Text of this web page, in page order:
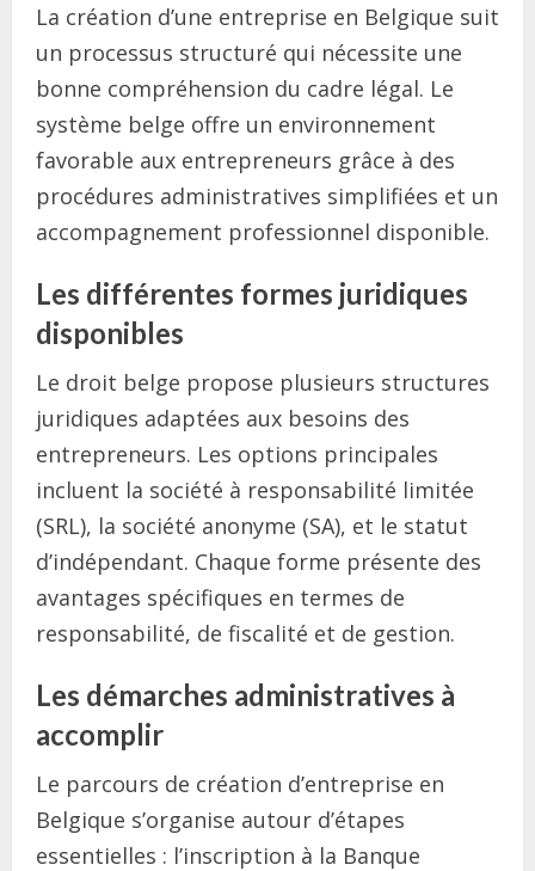
La création d’une entreprise en Belgique suit
un processus structuré qui nécessite une
bonne compréhension du cadre légal. Le
système belge offre un environnement
favorable aux entrepreneurs grâce à des
procédures administratives simplifiées et un
accompagnement professionnel disponible.
Les différentes formes juridiques
disponibles
Le droit belge propose plusieurs structures
juridiques adaptées aux besoins des
entrepreneurs. Les options principales
incluent la société à responsabilité limitée
(SRL), la société anonyme (SA), et le statut
d’indépendant. Chaque forme présente des
avantages spécifiques en termes de
responsabilité, de fiscalité et de gestion.
Les démarches administratives à
accomplir
Le parcours de création d’entreprise en
Belgique s’organise autour d’étapes
essentielles : l’inscription à la Banque